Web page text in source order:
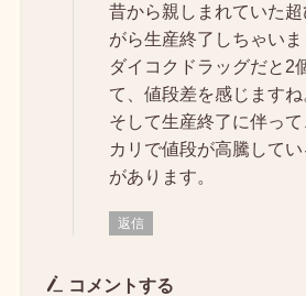
昔から親しまれていた
がら生産終了しちゃいま
ダイコクドラッグだと2
て、値段差を感じますね
そして生産終了に伴っ
カリで値段が高騰して
があります。
返信
コメントする